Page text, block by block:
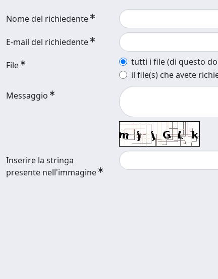
Nome del richiedente
E-mail del richiedente
File
tutti i file (di questo
il file(s) che avete
Messaggio
Inserire la stringa
presente nell'immagine